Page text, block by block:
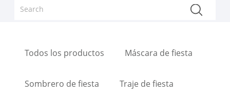
Todos los productos Máscara de fiesta
Sombrero de fiesta Traje de fiesta